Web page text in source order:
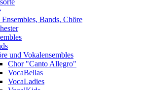
Ensembles, Bands, Chöre
und Vokalensembles
Chor "Canto Allegro"
VocaBellas
VocaLadies